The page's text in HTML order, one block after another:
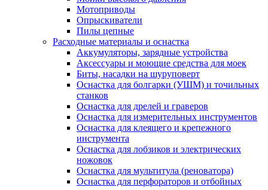
Мотоприводы
Опрыскиватели
Пилы цепные
Расходные материалы и оснастка
Аккумуляторы, зарядные устройства
Аксессуары и моющие средства для моек
Биты, насадки на шуруповерт
Оснастка для болгарки (УШМ) и точильных
станков
Оснастка для дрелей и граверов
Оснастка для измерительных инструментов
Оснастка для клеящего и крепежного
инструмента
Оснастка для лобзиков и электрических
ножовок
Оснастка для мультитула (реноватора)
Оснастка для перфораторов и отбойных